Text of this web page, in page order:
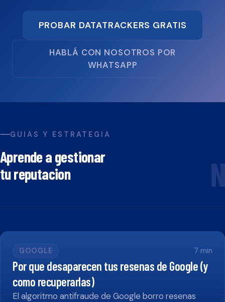
PROBAR DATATRACKERS GRATIS
HABLÁ CON NOSOTROS POR
WHATSAPP
GUIAS Y ESTRATEGIA
Aprende a gestionar
tu reputacion
N
GOOGLE 7 min
Por que desaparecen tus resenas de Google (y
como recuperarlas)
El algoritmo antifraude de Google borro resenas